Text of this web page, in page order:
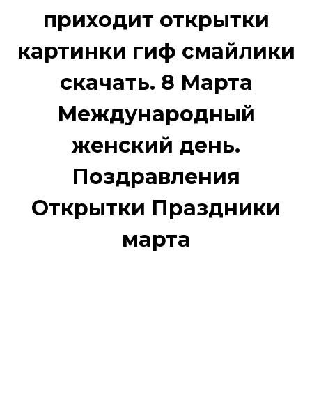
приходит открытки
картинки гиф смайлики
скачать. 8 Марта
Международный
женский день.
Поздравления
Открытки Праздники
марта